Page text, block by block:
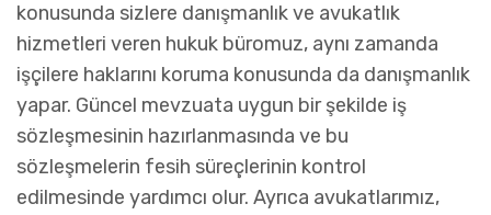
konusunda sizlere danışmanlık ve avukatlık
hizmetleri veren hukuk büromuz, aynı zamanda
işçilere haklarını koruma konusunda da danışmanlık
yapar. Güncel mevzuata uygun bir şekilde iş
sözleşmesinin hazırlanmasında ve bu
sözleşmelerin fesih süreçlerinin kontrol
edilmesinde yardımcı olur. Ayrıca avukatlarımız,